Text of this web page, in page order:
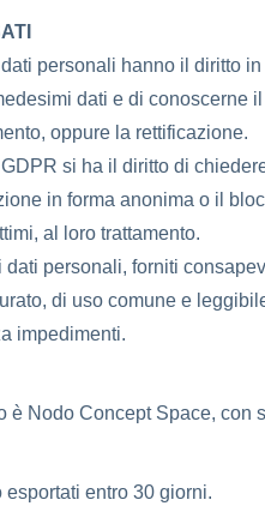
dati personali hanno il diritto
dati e di conoscerne
oppure la rettificazione.
si ha il diritto di
in forma anonima o il
al loro trattamento.
dati personali, forniti
di uso comune e
impedimenti.
è Nodo Concept Space,
esportati entro 30 giorni.